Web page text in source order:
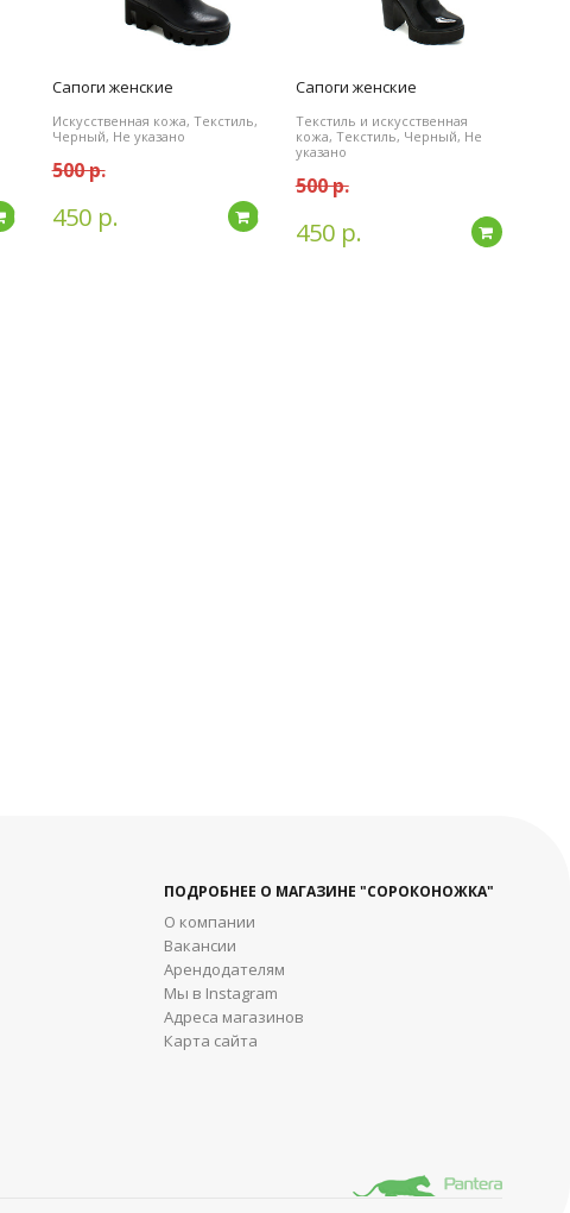
Подробнее
Сапоги женские
Искусственная кожа, Текстиль,
Черный, Не указано
500 р.
450 р. Подробнее
Сапоги женские
Текстиль и искусственная
кожа, Текстиль, Черный, Не
указано
500 р.
450 р.
ПОДРОБНЕЕ О МАГАЗИНЕ "СОРОКОНОЖКА"
О компании
Вакансии
Арендодателям
Мы в Instagram
Адреса магазинов
Карта сайта